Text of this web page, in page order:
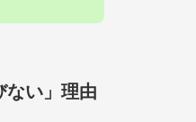
ない」理由